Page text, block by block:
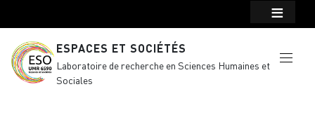
ESPACES ET SOCIÉTÉS
Laboratoire de recherche en Sciences Humaines et
Sociales